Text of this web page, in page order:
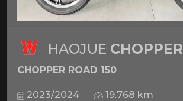
HAOJUE CHOPPER
CHOPPER ROAD 150
2023/2024 19.768 km